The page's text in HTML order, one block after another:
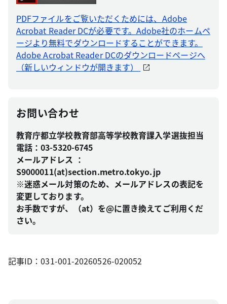
PDFファイルをご覧いただくためには、Adobe
Acrobat Reader DCが必要です。Adobe社のホームペ
ージより無料でダウンロードすることができます。
Adobe Acrobat Reader DCのダウンロードページへ
（新しいウィンドウが開きます）
お問い合わせ
教育庁都立学校教育部高等学校教育課入学選抜担当
電話：03-5320-6745
メールアドレス ：
S9000011(at)section.metro.tokyo.jp
※迷惑メール対策のため、メールアドレスの表記を
変更しております。
お手数ですが、（at）を@に置き換えてご利用くだ
さい。
記事ID：031-001-20260526-020052